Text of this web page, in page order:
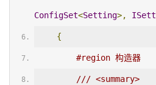
ConfigSet<Setting>,
{
#region 构造器
/// <summary>